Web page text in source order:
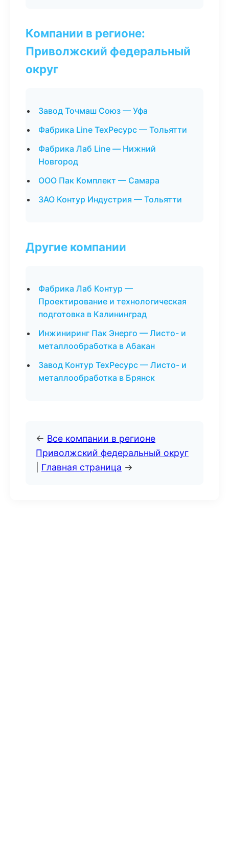
Компании в регионе:
Приволжский федеральный
округ
Завод Точмаш Союз — Уфа
Фабрика Line ТехРесурс — Тольятти
Фабрика Лаб Line — Нижний
Новгород
ООО Пак Комплект — Самара
ЗАО Контур Индустрия — Тольятти
Другие компании
Фабрика Лаб Контур —
Проектирование и технологическая
подготовка в Калининград
Инжиниринг Пак Энерго — Листо- и
металлообработка в Абакан
Завод Контур ТехРесурс — Листо- и
металлообработка в Брянск
← Все компании в регионе
Приволжский федеральный округ
Главная страница →